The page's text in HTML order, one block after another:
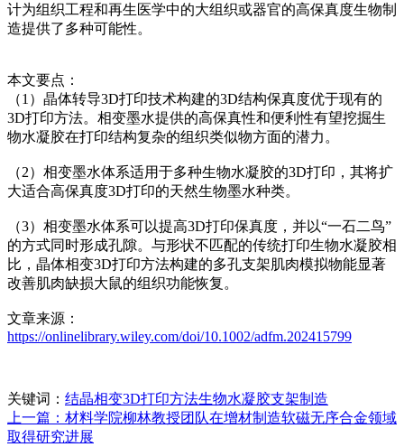
计为组织工程和再生医学中的大组织或器官的高保真度生物制
造提供了多种可能性。
本文要点：
（1）晶体转导3D打印技术构建的3D结构保真度优于现有的
3D打印方法。相变墨水提供的高保真性和便利性有望挖掘生
物水凝胶在打印结构复杂的组织类似物方面的潜力。
（2）相变墨水体系适用于多种生物水凝胶的3D打印，其将扩
大适合高保真度3D打印的天然生物墨水种类。
（3）相变墨水体系可以提高3D打印保真度，并以“一石二鸟”
的方式同时形成孔隙。与形状不匹配的传统打印生物水凝胶相
比，晶体相变3D打印方法构建的多孔支架肌肉模拟物能显著
改善肌肉缺损大鼠的组织功能恢复。
文章来源：
https://onlinelibrary.wiley.com/doi/10.1002/adfm.202415799
关键词： 结晶相变3D打印方法生物水凝胶支架制造
上一篇：材料学院柳林教授团队在增材制造软磁无序合金领域
取得研究进展